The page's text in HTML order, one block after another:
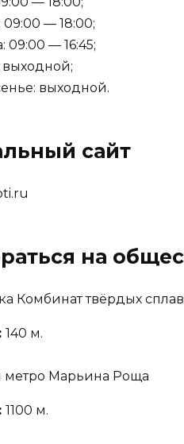
09:00 — 18:00;
09:00 — 16:45;
выходной;
выходной.
сайт
на
Комбинат твёрдых
140 м.
метро Марьина Роща
1100 м.